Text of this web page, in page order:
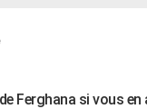
Ferghana si vous